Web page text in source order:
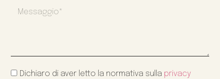
Dichiaro di aver letto la normativa sulla privacy